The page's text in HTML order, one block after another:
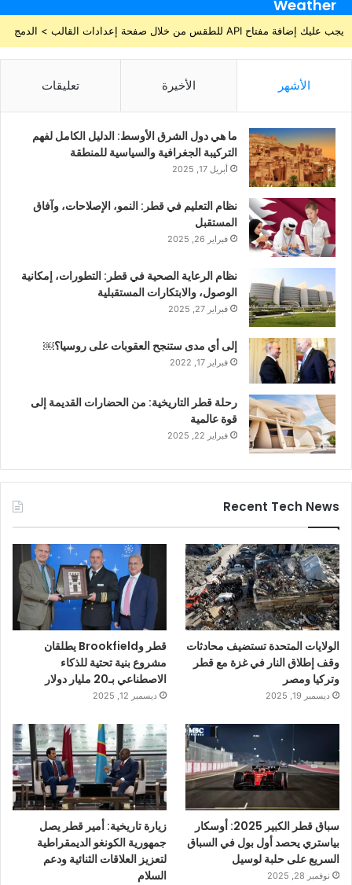
Weather
يجب عليك إضافة مفتاح API للطقس من خلال صفحة إعدادات القالب > الدمج
الأشهر الأخيرة تعليقات
ما هي دول الشرق الأوسط: الدليل الكامل لفهم
التركيبة الجغرافية والسياسية للمنطقة
أبريل 17, 2025
نظام التعليم في قطر: النمو، الإصلاحات، وآفاق
المستقبل
فبراير 26, 2025
نظام الرعاية الصحية في قطر: التطورات، إمكانية
الوصول، والابتكارات المستقبلية
فبراير 27, 2025
إلى أي مدى ستنجح العقوبات على روسيا؟￼
فبراير 17, 2022
رحلة قطر التاريخية: من الحضارات القديمة إلى
قوة عالمية
فبراير 22, 2025
Recent Tech News
الولايات المتحدة تستضيف محادثات
وقف إطلاق النار في غزة مع قطر
وتركيا ومصر
ديسمبر 19, 2025
قطر وBrookfield يطلقان
مشروع بنية تحتية للذكاء
الاصطناعي بـ20 مليار دولار
ديسمبر 12, 2025
سباق قطر الكبير 2025: أوسكار
بياستري يحصد أول بول في السباق
السريع على حلبة لوسيل
نوفمبر 28, 2025
زيارة تاريخية: أمير قطر يصل
جمهورية الكونغو الديمقراطية
لتعزيز العلاقات الثنائية ودعم
السلام